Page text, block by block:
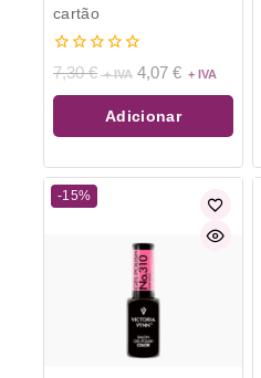
cartão
0
de
5
7,30€ 4,07 €
Adicionar
-15%